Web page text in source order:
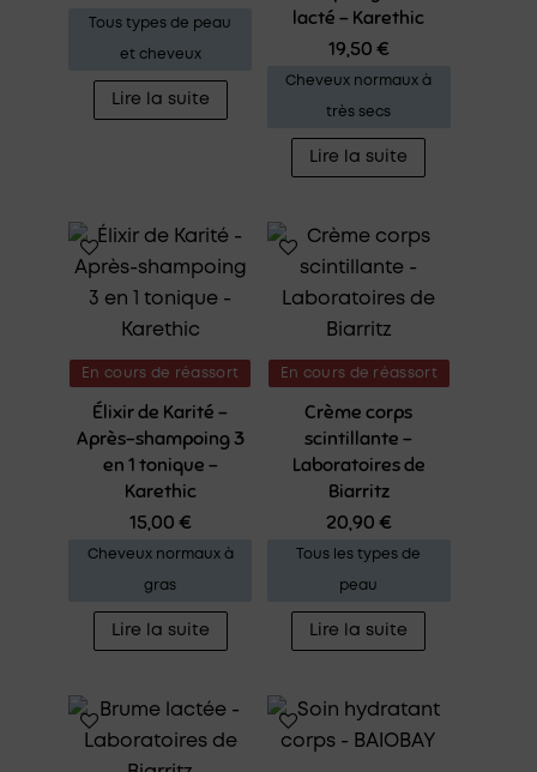
Tous types de peau
et cheveux
Lire la suite
lacté – Karethic
19,50 €
Cheveux normaux à
très secs
Lire la suite
En cours de réassort
Élixir de Karité –
Après-shampoing 3
en 1 tonique –
Karethic
15,00 €
Cheveux normaux à
gras
Lire la suite
En cours de réassort
Crème corps
scintillante –
Laboratoires de
Biarritz
20,90 €
Tous les types de
peau
Lire la suite